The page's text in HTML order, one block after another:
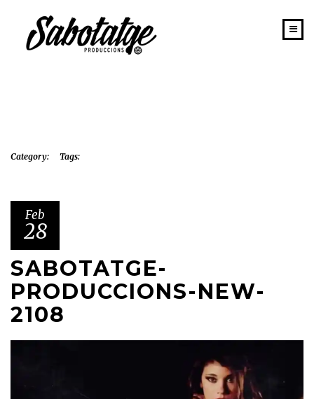
Category: Tags:
Feb
28
SABOTATGE-
PRODUCCIONS-NEW-
2108